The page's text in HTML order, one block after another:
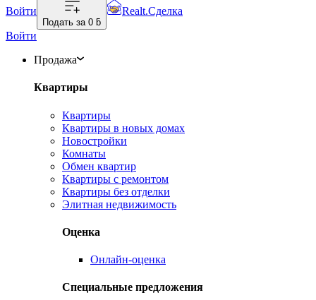
Войти
Подать за 0 ƃ
Realt.Сделка
Войти
Продажа
Квартиры
Квартиры
Квартиры в новых домах
Новостройки
Комнаты
Обмен квартир
Квартиры с ремонтом
Квартиры без отделки
Элитная недвижимость
Оценка
Онлайн-оценка
Специальные предложения